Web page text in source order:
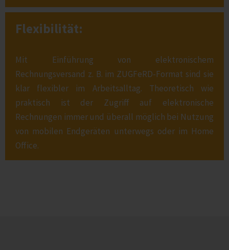
Flexibilität:
Mit Einführung von elektronischem
Rechnungsversand z. B. im ZUGFeRD-Format sind sie
klar flexibler im Arbeitsalltag. Theoretisch wie
praktisch ist der Zugriff auf elektronische
Rechnungen immer und überall möglich bei Nutzung
von mobilen Endgeräten unterwegs oder im Home
Office.